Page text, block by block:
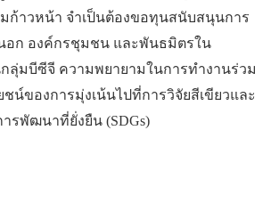
ก้าวหน้า จำเป็นต้องขอทุนสนับสนุนการ
อก องค์กรชุมชน และพันธมิตรใน
ลุ่มบีซีจี ความพยายามในการทำงานร่วม
น์ของการมุ่งเน้นไปที่การวิจัยสีเขียวและ
รพัฒนาที่ยั่งยืน (SDGs)